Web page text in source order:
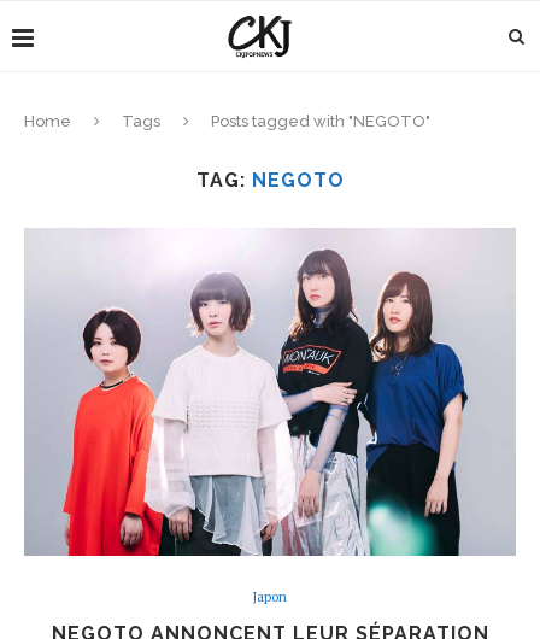
Home Tags Posts tagged with "NEGOTO"
TAG: NEGOTO
Japon
NEGOTO ANNONCENT LEUR SÉPARATION